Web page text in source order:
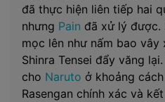
đã thực hiện liên tiếp hai
nhưng Pain đã xử lý được.
mọc lên như nấm bao vây
Shinra Tensei đẩy văng
cho Naruto ở khoảng
Rasengan chính xác và